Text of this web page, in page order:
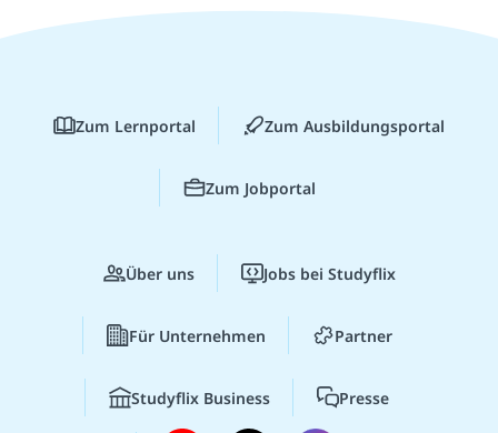
Zum Lernportal Zum Ausbildungsportal
Zum Jobportal
Über uns Jobs bei Studyflix
Für Unternehmen Partner
Studyflix Business Presse